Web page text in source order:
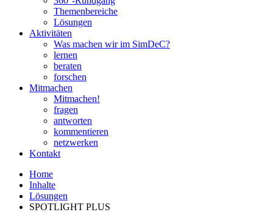
Themenbereiche
Lösungen
Aktivitäten
Was machen wir im SimDeC?
lernen
beraten
forschen
Mitmachen
Mitmachen!
fragen
antworten
kommentieren
netzwerken
Kontakt
Home
Inhalte
Lösungen
SPOTLIGHT PLUS